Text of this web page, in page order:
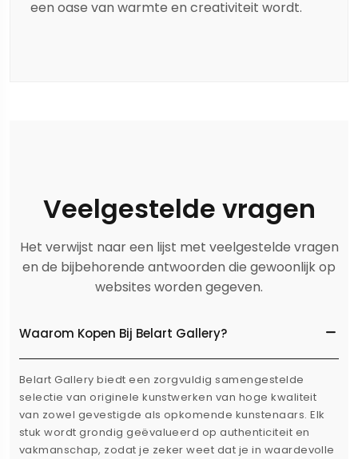
een oase van warmte en creativiteit wordt.
Veelgestelde vragen
Het verwijst naar een lijst met veelgestelde vragen
en de bijbehorende antwoorden die gewoonlijk op
websites worden gegeven.
Waarom Kopen Bij Belart Gallery?
Belart Gallery biedt een zorgvuldig samengestelde
selectie van originele kunstwerken van hoge kwaliteit
van zowel gevestigde als opkomende kunstenaars. Elk
stuk wordt grondig geëvalueerd op authenticiteit en
vakmanschap, zodat je zeker weet dat je in waardevolle